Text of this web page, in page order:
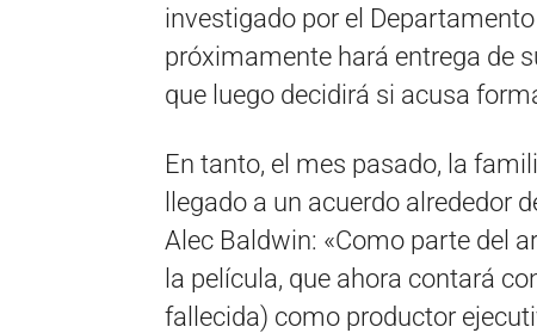
investigado por el
próximamente hará entrega de
que luego decidirá si acusa
En tanto, el mes pasado, la
llegado a un acuerdo alrededor
Alec Baldwin: «Como parte del
la película, que ahora contará
fallecida) como productor